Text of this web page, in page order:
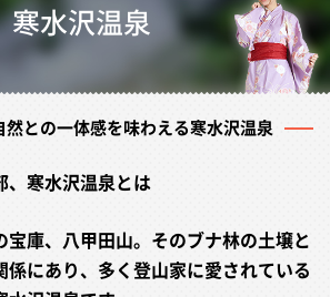
寒水沢温泉
然との一体感を味わえる寒水沢温泉
、寒水沢温泉とは
庫、八甲田山。そのブナ林の土壌と
係にあり、多く登山家に愛されている